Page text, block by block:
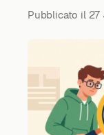
Pubblicato il